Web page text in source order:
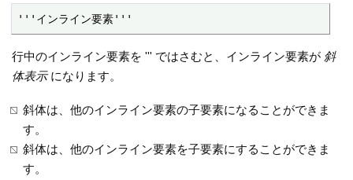
'''インライン要素'''
行中のインライン要素を ''' ではさむと、インライン要素が 斜
体表示になります。
斜体は、他のインライン要素の子要素になることができま
す。
斜体は、他のインライン要素を子要素にすることができま
す。